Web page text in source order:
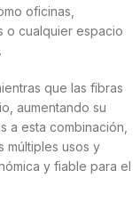
oficinas,
o cualquier espacio
que las fibras
aumentando su
a esta combinación,
múltiples usos y
y fiable para el